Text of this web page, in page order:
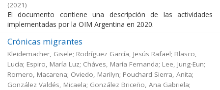
(2021)
El documento contiene una descripción de las actividades
implementadas por la OIM Argentina en 2020.
Crónicas migrantes
Kleidemacher, Gisele; Rodríguez García, Jesús Rafael; Blasco,
Lucía; Espiro, María Luz; Cháves, María Fernanda; Lee, Jung-Eun;
Romero, Macarena; Oviedo, Marilyn; Pouchard Sierra, Anita;
González Valdés, Micaela; González Briceño, Ana Gabriela;